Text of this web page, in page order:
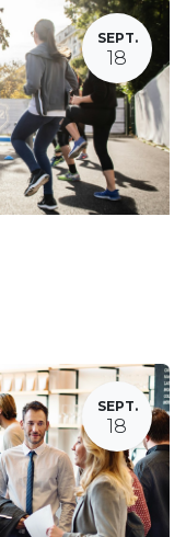
SEPT.
18
SEPT.
18